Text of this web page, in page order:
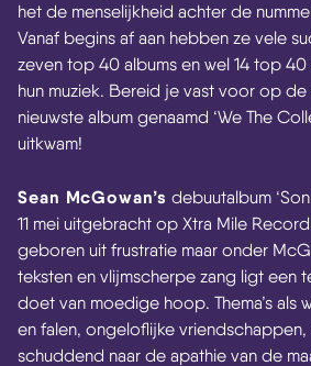
het de menselijkheid achter de
Vanaf begins af aan hebben ze vele
zeven top 40 albums en wel 14 top
hun muziek. Bereid je vast voor op
nieuwste album genaamd ‘We The
uitkwam!
Sean McGowan’s debuutalbum
11 mei uitgebracht op Xtra Mile
geboren uit frustratie maar onder
teksten en vlijmscherpe zang ligt een
doet van moedige hoop. Thema’s als
en falen, ongeloflijke
schuddend naar de apathie van de